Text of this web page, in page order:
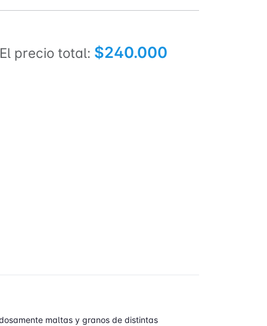
El precio total: $240.000
maltas y granos de distintas